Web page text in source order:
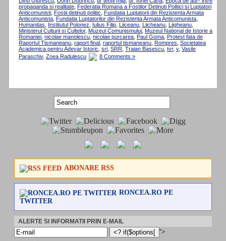
propaganda si realitate
Federatia Romana a Fostilor Detinuti Politici si Luptatori
Anticomunisti
Fostii detinuti politic
Fundatia Luptatorii din Rezistenta Armata
Anticomunista
Fundatia Luptatorilor din Rezistenta Armata Anticomunista
Humanitas
Institutul Polonez Iulius Filip Liiceanu Liicheanu Liigheanu
Ministerul Culturii si Cultelor, Muzeul Comunismului Muzeul National de Istorie a
Romaniei nicolae manolescu nicolae purcarea Paul Goma
Protest fata de
Raportul Tismaneanu raport final raportul tismaneanu Rompres Societatea
Academica pentru Adevar Istoric sri SRR Traian Basescu tvr, v, Vasile
Paraschiv, Zoea Radulescu 8 Comments »
ABONARE RSS
RONCEA.RO PE
TWITTER
ALERTE SI INFORMATII PRIN E-MAIL
'>